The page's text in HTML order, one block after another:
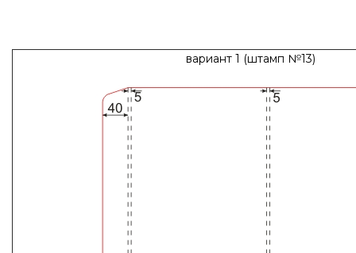
вариант 1 (штамп №13)